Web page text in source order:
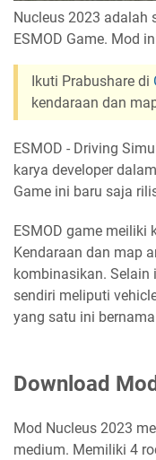
Nucleus 2023 adalah
ESMOD Game. Mod
Ikuti Prabushare di
kendaraan dan
ESMOD - Driving
karya developer
Game ini baru saja
ESMOD game meiliki
Kendaraan dan map
kombinasikan. Selain
sendiri meliputi
yang satu ini
Download
Mod Nucleus 2023
medium. Memiliki 4